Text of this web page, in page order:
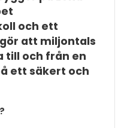
och ett
att miljontals
till och från en
ett säkert och